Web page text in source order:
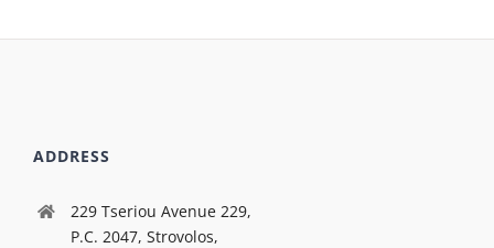
ADDRESS
229 Tseriou Avenue 229,
P.C. 2047, Strovolos,